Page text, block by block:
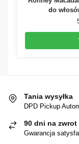
do
Tania wysyłka
DPD Pickup
90 dni na zwrot
Gwarancja